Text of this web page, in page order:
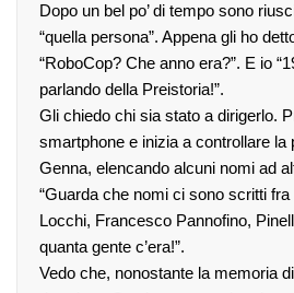
Dopo un bel po’ di tempo sono
“quella persona”. Appena gli ho
“RoboCop? Che anno era?”. E io
parlando della Preistoria!”.
Gli chiedo chi sia stato a dirigerlo.
smartphone e inizia a controllare la
Genna, elencando alcuni nomi ad
“Guarda che nomi ci sono scritti
Locchi, Francesco Pannofino,
quanta gente c’era!”.
Vedo che, nonostante la memoria